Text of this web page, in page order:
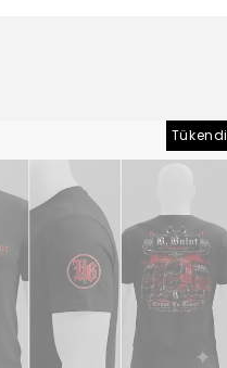
Tükendi